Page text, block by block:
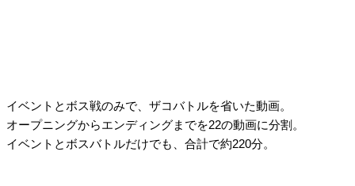
イベントとボス戦のみで、ザコバトルを省いた動画。
オープニングからエンディングまでを22の動画に分割。
イベントとボスバトルだけでも、合計で約220分。